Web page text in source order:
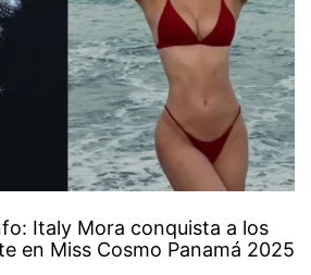
Italy Mora conquista a los
en Miss Cosmo Panamá 2025